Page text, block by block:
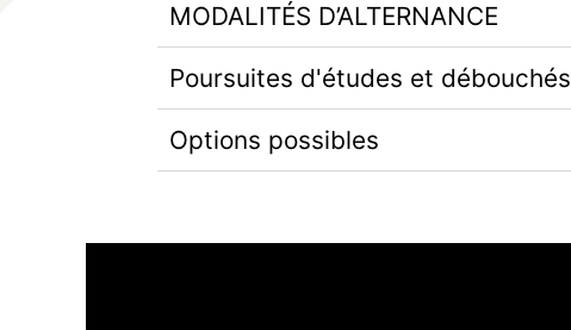
MODALITÉS D’ALTERNANCE
Poursuites d'études et débouchés
Options possibles